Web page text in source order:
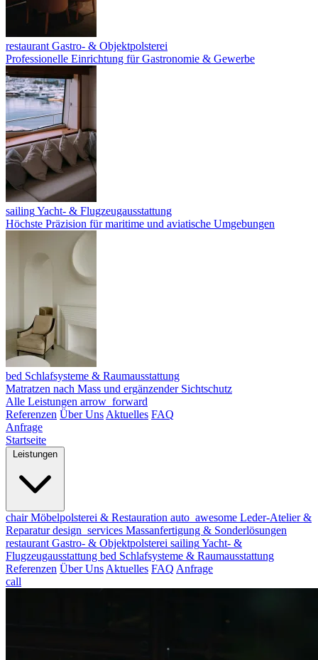
restaurant Gastro- & Objektpolsterei
Professionelle Einrichtung für Gastronomie & Gewerbe
sailingYacht- & Flugzeugausstattung
Höchste Präzision für maritime und aviatische Umgebungen
bed Schlafsysteme & Raumausstattung
Matratzen nach Mass und ergänzender Sichtschutz
Alle Leistungen arrow_forward
Referenzen Über Uns Aktuelles FAQ
Anfrage
Startseite
chairMöbelpolsterei & Restauration auto_awesome Leder-Atelier &
Reparaturdesign_services Massanfertigung & Sonderlösungen
restaurant Gastro- & Objektpolsterei sailingYacht- &
Flugzeugausstattung bed Schlafsysteme & Raumausstattung
Referenzen Über Uns Aktuelles FAQ Anfrage
call